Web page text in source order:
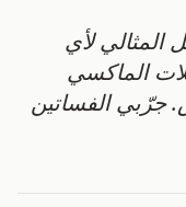
لأي
الماكسي
جرّبي الفساتين